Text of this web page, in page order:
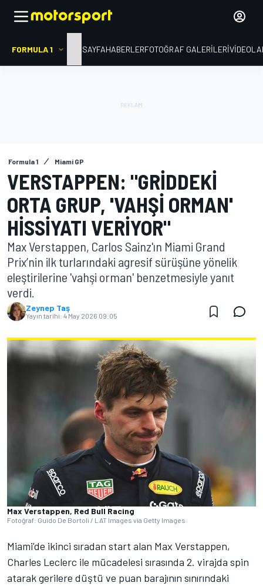
FORMULA 1 ANA SAYFAHABERLERFOTOĞRAF GALERILERI
Formula 1 Miami GP
VERSTAPPEN: "GRIDDEKI
ORTA GRUP, 'VAHŞI ORMAN'
HISSIYATI VERIYOR"
Max Verstappen, Carlos Sainz'ın Miami Grand
Prix’nin ilk turlarındaki agresif sürüşüne yönelik
eleştirilerine 'vahşi orman' benzetmesiyle yanıt
verdi.
Zeynep Taş
Yayın tarihi: 4 May 2026 09:05
Max Verstappen, Red Bull Racing
Fotoğraf: Guido De Bortoli / LAT Images via Getty Images
Miami'de ikinci sıradan start alan Max Verstappen,
Charles Leclerc ile mücadelesi sırasında 2. virajda spin
atarak gerilere düştü ve puan barajının sınırındaki